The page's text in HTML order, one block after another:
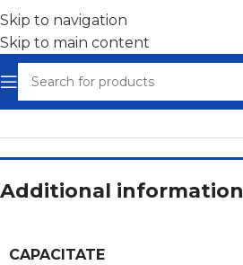
Skip to navigation
Skip to main content
Home/Compresoare cu șurub
Additional information
CAPACITATE